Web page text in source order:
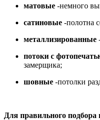
матовые -немного
сатиновые -полотна
металлизированные
потоки с
замерщика;
шовные -потолки
Для правильного